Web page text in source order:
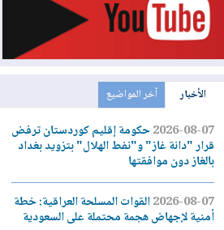
الأخبار آخر المواضيع
2026-08-07حكومة إقليم كوردستان ترفض
قرار "دانة غاز" و"نفط الهلال" بتزويد بغداد
بالغاز دون موافقتها
2026-08-07القوات المسلحة العراقية: خطة
أمنية لإجهاض هجمة محتملة على السعودية